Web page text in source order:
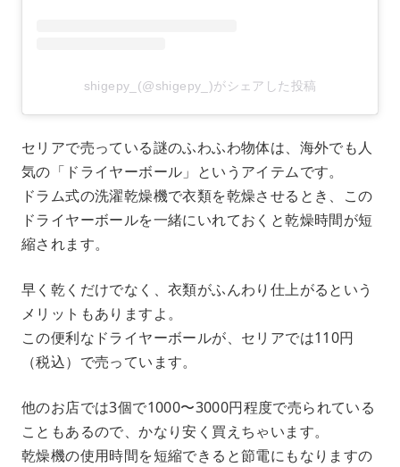
shigepy_(@shigepy_)がシェアした投稿
セリアで売っている謎のふわふわ物体は、海外でも人
気の「ドライヤーボール」というアイテムです。
ドラム式の洗濯乾燥機で衣類を乾燥させるとき、この
ドライヤーボールを一緒にいれておくと乾燥時間が短
縮されます。
早く乾くだけでなく、衣類がふんわり仕上がるという
メリットもありますよ。
この便利なドライヤーボールが、セリアでは110円
（税込）で売っています。
他のお店では3個で1000〜3000円程度で売られている
こともあるので、かなり安く買えちゃいます。
乾燥機の使用時間を短縮できると節電にもなりますの